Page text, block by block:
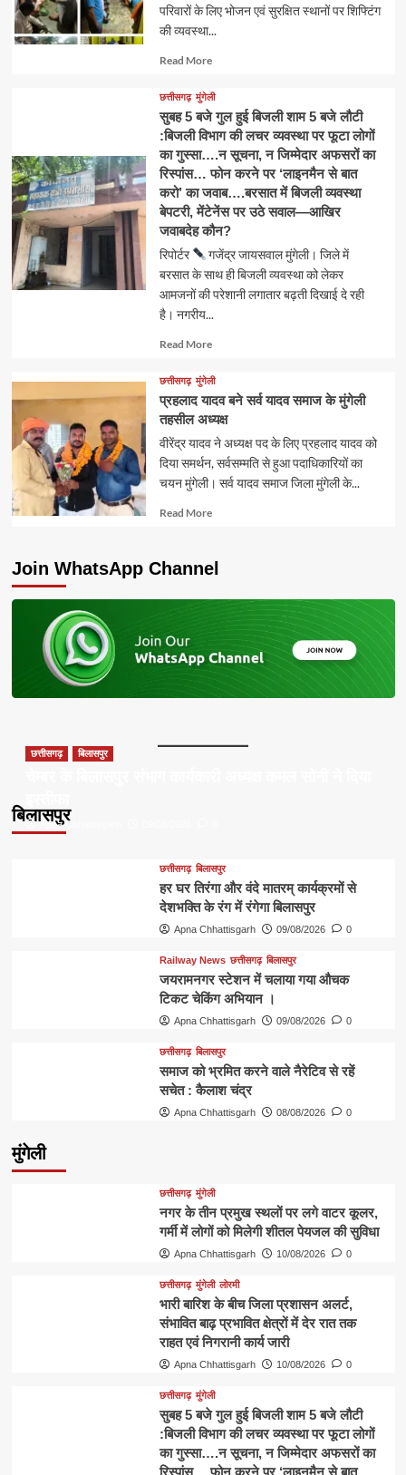
परिवारों के लिए भोजन एवं सुरक्षित स्थानों पर शिफ्टिंग
की व्यवस्था...
Read MoreRead
about
छत्तीसगढ़ मुंगेली
सुबह 5 बजे गुल हुई बिजली शाम 5 बजे लौटी
:बिजली विभाग की लचर व्यवस्था पर फूटा लोगों
का गुस्सा….न सूचना, न जिम्मेदार अफसरों का
रिस्पांस… फोन करने पर ‘लाइनमैन से बात
करो’ का जवाब….बरसात में बिजली व्यवस्था
बेपटरी, मेंटेनेंस पर उठे सवाल—आखिर
जवाबदेह कौन?
रिपोर्टर
गजेंद्र जायसवाल मुंगेली। जिले में
बरसात के साथ ही बिजली व्यवस्था को लेकर
आमजनों की परेशानी लगातार बढ़ती दिखाई दे रही
है। नगरीय...
Read MoreRead
about
छत्तीसगढ़ मुंगेली
प्रहलाद यादव बने सर्व यादव समाज के मुंगेली
तहसील अध्यक्ष
वीरेंद्र यादव ने अध्यक्ष पद के लिए प्रहलाद यादव को
दिया समर्थन, सर्वसम्मति से हुआ पदाधिकारियों का
चयन मुंगेली। सर्व यादव समाज जिला मुंगेली के...
Read MoreRead
Join WhatsApp Channel
बिलासपुर
छत्तीसगढ़ बिलासपुर
Apna Chhattisgarh
छत्तीसगढ़ बिलासपुर
हर घर तिरंगा और वंदे मातरम् कार्यक्रमों से
देशभक्ति के रंग में रंगेगा बिलासपुर
Apna Chhattisgarh 09/08/2026 0
Railway News छत्तीसगढ़ बिलासपुर
जयरामनगर स्टेशन में चलाया गया औचक
टिकट चेकिंग अभियान ।
Apna Chhattisgarh 09/08/2026 0
छत्तीसगढ़ बिलासपुर
समाज को भ्रमित करने वाले नैरेटिव से रहें
सचेत : कैलाश चंद्र
Apna Chhattisgarh 08/08/2026 0
मुंगेली
छत्तीसगढ़ मुंगेली
नगर के तीन प्रमुख स्थलों पर लगे वाटर कूलर,
गर्मी में लोगों को मिलेगी शीतल पेयजल की सुविधा
Apna Chhattisgarh 10/08/2026 0
छत्तीसगढ़ मुंगेली लोरमी
भारी बारिश के बीच जिला प्रशासन अलर्ट,
संभावित बाढ़ प्रभावित क्षेत्रों में देर रात तक
राहत एवं निगरानी कार्य जारी
Apna Chhattisgarh 10/08/2026 0
छत्तीसगढ़ मुंगेली
सुबह 5 बजे गुल हुई बिजली शाम 5 बजे लौटी
:बिजली विभाग की लचर व्यवस्था पर फूटा लोगों
का गुस्सा….न सूचना, न जिम्मेदार अफसरों का
रिस्पांस… फोन करने पर ‘लाइनमैन से बात